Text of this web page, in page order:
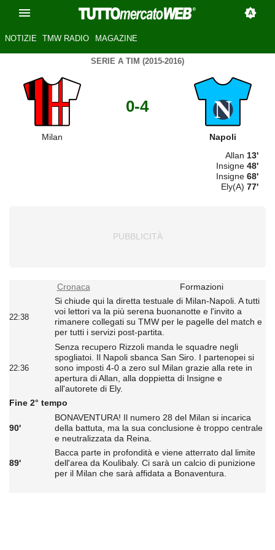
NOTIZIE TMW RADIO MAGAZINE
SERIE A TIM (2015-2016)
Milan
0-4
Napoli
Allan 13'
Insigne 48'
Insigne 68'
Ely(A) 77'
Cronaca Formazioni
22:38
Si chiude qui la diretta testuale di Milan-Napoli. A tutti
voi lettori va la più serena buonanotte e l'invito a
rimanere collegati su TMW per le pagelle del match e
per tutti i servizi post-partita.
22:36
Senza recupero Rizzoli manda le squadre negli
spogliatoi. Il Napoli sbanca San Siro. I partenopei si
sono imposti 4-0 a zero sul Milan grazie alla rete in
apertura di Allan, alla doppietta di Insigne e
all'autorete di Ely.
Fine 2° tempo
90'
BONAVENTURA! Il numero 28 del Milan si incarica
della battuta, ma la sua conclusione è troppo centrale
e neutralizzata da Reina.
89'
Bacca parte in profondità e viene atterrato dal limite
dell'area da Koulibaly. Ci sarà un calcio di punizione
per il Milan che sarà affidata a Bonaventura.